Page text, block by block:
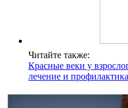
Читайте также:
Красные веки у
лечение и